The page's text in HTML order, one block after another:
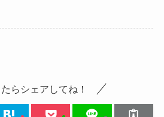
らシェアしてね！